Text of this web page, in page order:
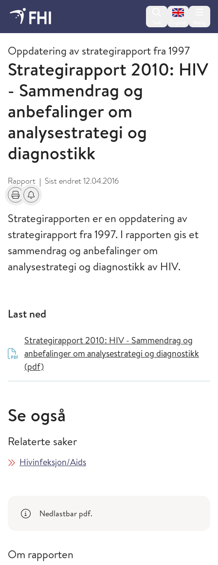
Change
Strategimøter
Oppdatering av strategirapport fra 1997
Strategirapport 2010: HIV
- Sammendrag og
anbefalinger om
analysestrategi og
diagnostikk
Rapport | Sist endret12.04.2016
Skriv utFå varsel om endringer
Strategirapporten er en oppdatering av
strategirapport fra 1997. I rapporten gis et
sammendrag og anbefalinger om
analysestrategi og diagnostikk av HIV.
Last ned
Strategirapport 2010: HIV - Sammendrag og
anbefalinger om analysestrategi og diagnostikk
(pdf)
Se også
Relaterte saker
Hivinfeksjon/Aids
Nedlastbar pdf.
Om rapporten